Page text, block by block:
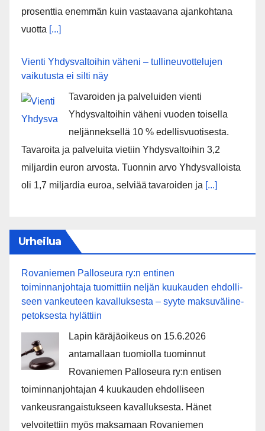
prosenttia enemmän kuin vastaavana ajankohtana
vuotta [...]
Vienti Yhdysvaltoihin väheni – tullineuvottelujen
vaikutusta ei silti näy
Tavaroiden ja palveluiden vienti
Yhdysvaltoihin väheni vuoden toisella
neljänneksellä 10 % edellisvuotisesta.
Tavaroita ja palveluita vietiin Yhdysvaltoihin 3,2
miljardin euron arvosta. Tuonnin arvo Yhdysvalloista
oli 1,7 miljardia euroa, selviää tavaroiden ja [...]
Urheilua
Rovaniemen Palloseura ry:n entinen
toiminnanjohtaja tuo­mit­tiin neljän kuu­kau­den eh­dol­li­
seen van­keu­teen ka­val­luk­ses­ta – syyte mak­su­vä­li­ne­
pe­tok­ses­ta hy­lät­tiin
Lapin käräjäoikeus on 15.6.2026
antamallaan tuomiolla tuominnut
Rovaniemen Palloseura ry:n entisen
toiminnanjohtajan 4 kuukauden ehdolliseen
vankeusrangaistukseen kavalluksesta. Hänet
velvoitettiin myös maksamaan Rovaniemen